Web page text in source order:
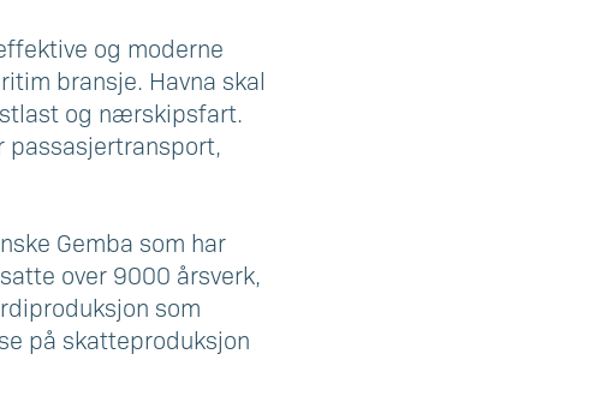
og moderne
bransje. Havna skal
og nærskipsfart.
passasjertransport,
Gemba som har
over 9000 årsverk,
som
på skatteproduksjon